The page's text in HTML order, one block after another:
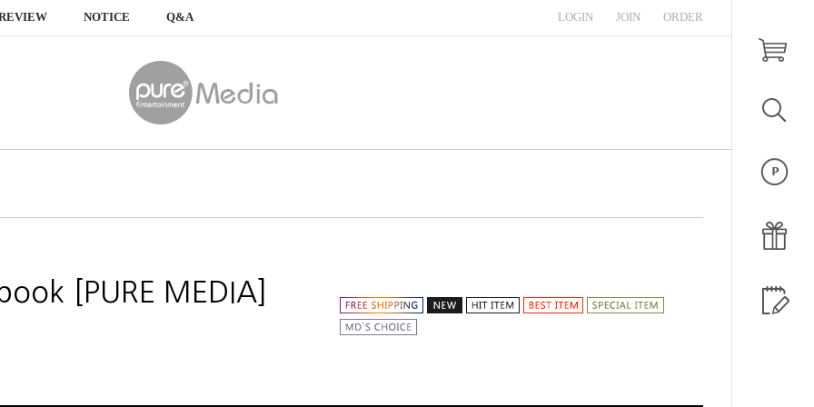
NOTICE Q&A ORDER
JOIN
LOGIN